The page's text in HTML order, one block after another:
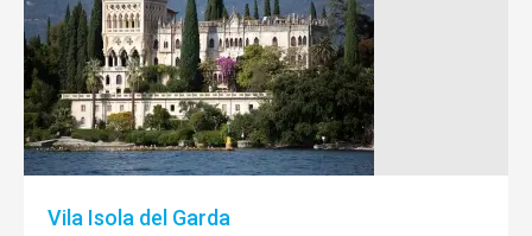
Vila Isola del Garda
Amfiteáter
vo
Verone
Nachádza
sa
na
námestí
Rímska
vila
Grotte
di
Catullo
-
Sirmione
rímskej